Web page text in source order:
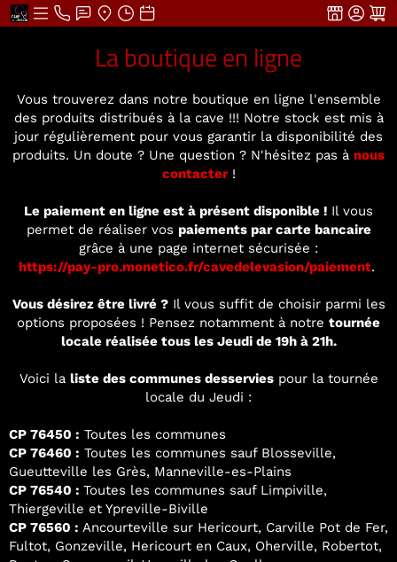
La boutique en ligne
Vous trouverez dans notre boutique en ligne l'ensemble
des produits distribués à la cave !!! Notre stock est mis à
jour régulièrement pour vous garantir la disponibilité des
produits. Un doute ? Une question ? N'hésitez pas à nous
contacter!
Le paiement en ligne est à présent disponible ! Il vous
permet de réaliser vos paiements par carte bancaire
grâce à une page internet sécurisée :
https://pay-pro.monetico.fr/cavedelevasion/paiement.
Vous désirez être livré ?Il vous suffit de choisir parmi les
options proposées ! Pensez notamment à notre tournée
locale réalisée tous les Jeudi de 19h à 21h.
Voici la liste des communes desserviespour la tournée
locale du Jeudi :
CP 76450 : Toutes les communes
CP 76460 : Toutes les communes sauf Blosseville,
Gueutteville les Grès, Manneville-es-Plains
CP 76540 : Toutes les communes sauf Limpiville,
Thiergeville et Ypreville-Biville
CP 76560 : Ancourteville sur Hericourt, Carville Pot de Fer,
Fultot, Gonzeville, Hericourt en Caux, Oherville, Robertot,